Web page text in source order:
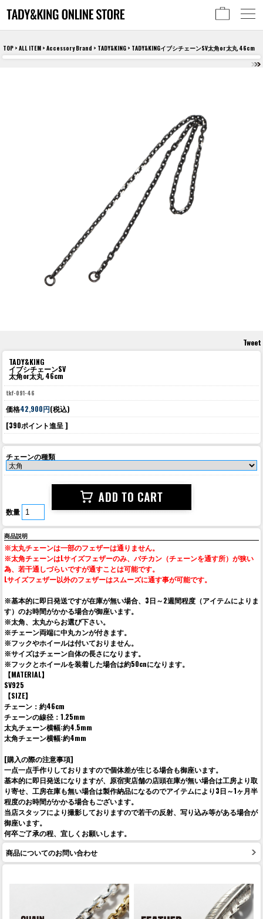
TOP > ALL ITEM > Accessory Brand > TADY&KING > TADY&KINGイブシチェーンSV太角or太丸 46cm
Tweet
TADY&KING
イブシチェーンSV
太角or太丸 46cm
tkf-091-46
価格42,900円(税込)
[390ポイント進呈 ]
チェーンの種類
数量
商品説明
※太丸チェーンは一部のフェザーは通りません。
※太角チェーンはLサイズフェザーのみ、バチカン（チェーンを通す所）が狭い
為、若干通しづらいですが通すことは可能です。
Lサイズフェザー以外のフェザーはスムーズに通す事が可能です。
※基本的に即日発送ですが在庫が無い場合、3日～2週間程度（アイテムによりま
す）のお時間がかかる場合が御座います。
※太角、太丸からお選び下さい。
※チェーン両端に中丸カンが付きます。
※フックやホイールは付いておりません。
※サイズはチェーン自体の長さになります。
※フックとホイールを装着した場合は約50cnになります。
【MATERIAL】
SV925
【SIZE】
チェーン：約46cm
チェーンの線径：1.25mm
太丸チェーン横幅:約4.5mm
太角チェーン横幅:約4mm
[購入の際の注意事項]
一点一点手作りしておりますので個体差が生じる場合も御座います。
基本的に即日発送になりますが、原宿実店舗の店頭在庫が無い場合は工房より取
り寄せ、工房在庫も無い場合は製作納品になるのでアイテムにより3日～1ヶ月半
程度のお時間がかかる場合もございます。
当店スタッフにより撮影しておりますので若干の反射、写り込み等がある場合が
御座います。
何卒ご了承の程、宜しくお願いします。
商品についてのお問い合わせ